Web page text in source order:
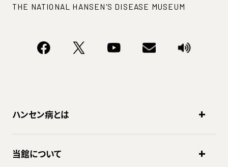
THE NATIONAL HANSEN'S DISEASE MUSEUM
ハンセン病とは
当館について